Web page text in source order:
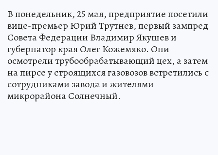
В понедельник, 25 мая, предприятие посетили
вице-премьер Юрий Трутнев, первый зампред
Совета Федерации Владимир Якушев и
губернатор края Олег Кожемяко. Они
осмотрели трубообрабатывающий цех, а затем
на пирсе у строящихся газовозов встретились с
сотрудниками завода и жителями
микрорайона Солнечный.